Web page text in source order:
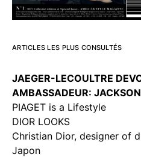
ARTICLES LES PLUS CONSULTÉS
JAEGER-LECOULTRE
AMBASSADEUR:
PIAGET is a Lifestyle
DIOR LOOKS
Christian Dior, designer of
Japon